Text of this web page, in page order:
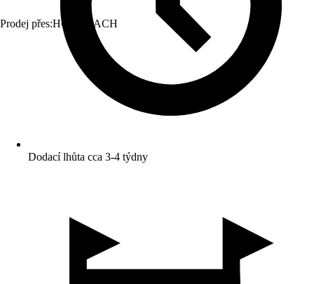
Prodej přes:HORNBACH
Dodací lhůta cca 3-4 týdny